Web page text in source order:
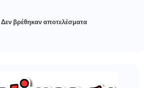
βρέθηκαν αποτελέσματα